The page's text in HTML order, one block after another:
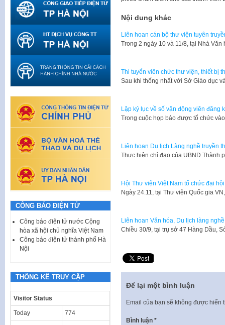
Nội dung khác
Liên hoan cán bộ thư viện tuyên
​Trong 2 ngày 10 và 11/8, tại Nhà
Thi tuyển viên chức thư viện, thiết bị
​Sau khi thống nhất với Sở Giáo dục
Lập kỷ lục về số vận động viên đăng
​Trong cuộc họp báo được tổ chức
Liên hoan Du lịch Làng nghề truyền
​Thực hiện chỉ đạo của UBND Thành
Hội Thư viện Việt Nam tổ chức đại
​Ngày 24.11, tại Thư viện Quốc gia
Liên hoan Văn hóa, Du lịch làng
​Chiều 30/9, tại trụ sở 47 Hàng Dầu,
Để lại một bình luận
Email của bạn sẽ không được hiển
Bình luận *
CÔNG BÁO ĐIỆN TỬ
Công báo điện tử nước Cộng
hòa xã hội chủ nghĩa Việt Nam
Công báo điện tử thành phố Hà
Nội
THỐNG KÊ TRUY CẬP
Visitor Status
Today 774